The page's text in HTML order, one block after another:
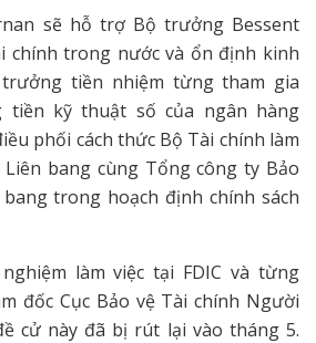
sẽ hỗ trợ Bộ trưởng Bessent
chính trong nước và ổn định kinh
tiền nhiệm từng tham gia
tiền kỹ thuật số của ngân hàng
phối cách thức Bộ Tài chính làm
bang cùng Tổng công ty Bảo
trong hoạch định chính sách
làm việc tại FDIC và từng
đốc Cục Bảo vệ Tài chính Người
cử này đã bị rút lại vào tháng 5.